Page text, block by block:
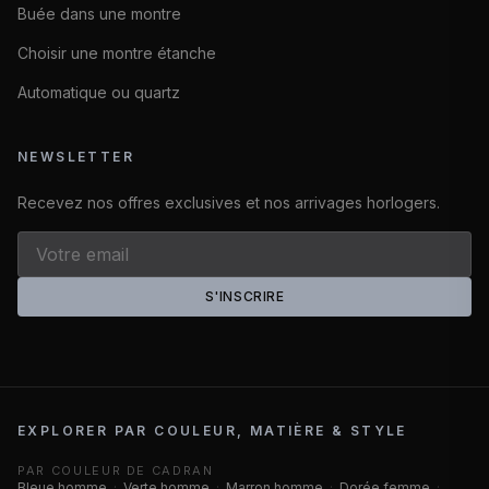
Buée dans une montre
Choisir une montre étanche
Automatique ou quartz
NEWSLETTER
Recevez nos offres exclusives et nos arrivages horlogers.
S'INSCRIRE
EXPLORER PAR COULEUR, MATIÈRE & STYLE
PAR COULEUR DE CADRAN